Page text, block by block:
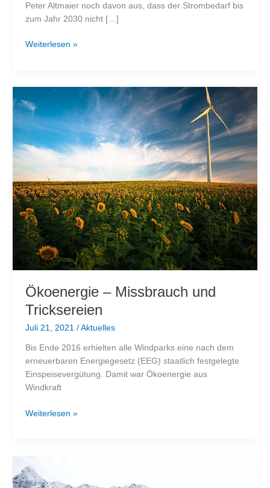
Peter Altmaier noch davon aus, dass der Strombedarf bis
zum Jahr 2030 nicht […]
Strombedarf
ermittelt
Weiterlesen »
Ökoenergie – Missbrauch und
Tricksereien
Juli 21, 2021 / Aktuelles
Bis Ende 2016 erhielten alle Windparks eine nach dem
erneuerbaren Energiegesetz (EEG) staatlich festgelegte
Einspeisevergütung. Damit war Ökoenergie aus
Windkraft
Ökoenergie
Tricksereien
Weiterlesen »